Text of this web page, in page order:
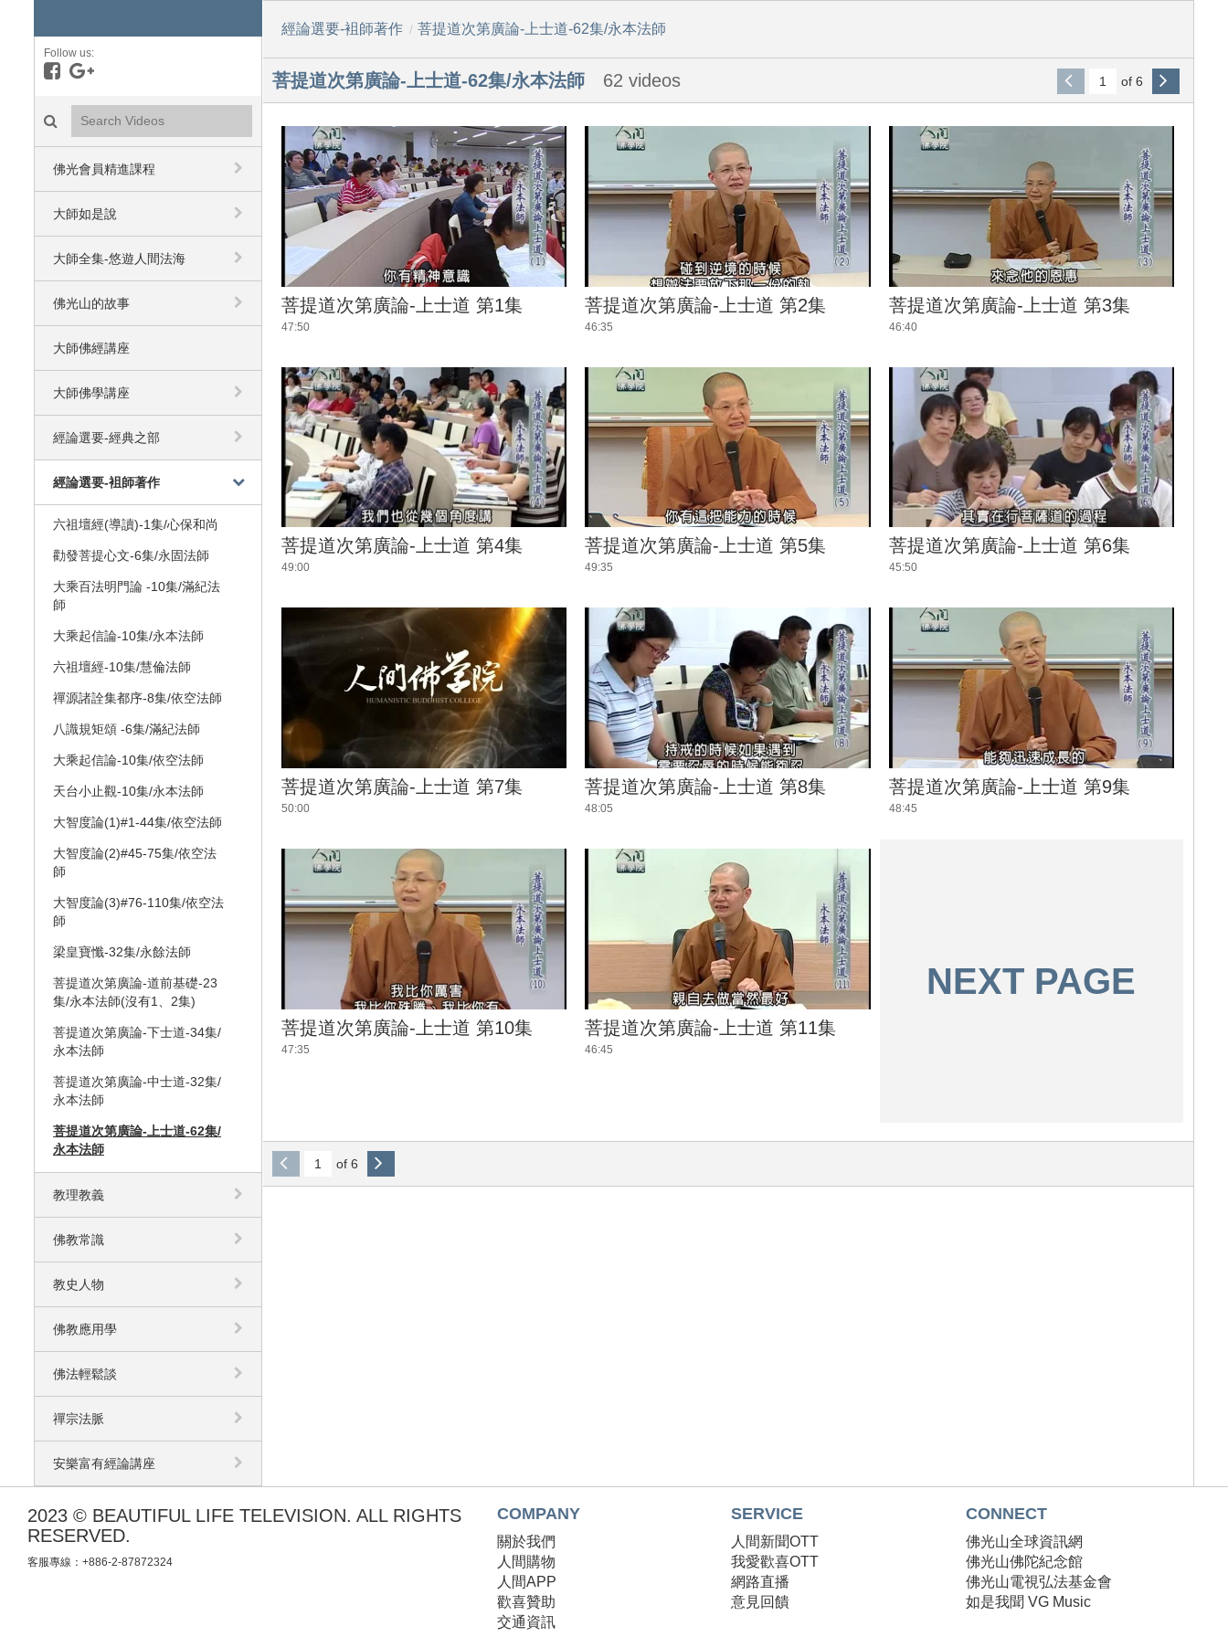
Follow us:
Like on Facebook
Follow on Google+
Search videos icon
佛光會員精進課程
大師如是說
大師全集-悠遊人間法海
佛光山的故事
大師佛經講座
大師佛學講座
經論選要-經典之部
經論選要-袓師著作
六祖壇經(導讀)-1集/心保和尚
勸發菩提心文-6集/永固法師
大乘百法明門論 -10集/滿紀法
師
大乘起信論-10集/永本法師
六祖壇經-10集/慧倫法師
禪源諸詮集都序-8集/依空法師
八識規矩頌 -6集/滿紀法師
大乘起信論-10集/依空法師
天台小止觀-10集/永本法師
大智度論(1)#1-44集/依空法師
大智度論(2)#45-75集/依空法
師
大智度論(3)#76-110集/依空法
師
梁皇寶懺-32集/永餘法師
菩提道次第廣論-道前基礎-23
集/永本法師(沒有1、2集)
菩提道次第廣論-下士道-34集/
永本法師
菩提道次第廣論-中士道-32集/
永本法師
菩提道次第廣論-上士道-62集/
永本法師
教理教義
佛教常識
教史人物
佛教應用學
佛法輕鬆談
禪宗法脈
安樂富有經論講座
經論選要-袓師著作 / 菩提道次第廣論-上士道-62集/永本法師
菩提道次第廣論-上士道-62集/永本法師 62 videos of 6
菩提道次第廣論-上士道 第1集
47:50
菩提道次第廣論-上士道 第2集
46:35
菩提道次第廣論-上士道 第3集
46:40
菩提道次第廣論-上士道 第4集
49:00
菩提道次第廣論-上士道 第5集
49:35
菩提道次第廣論-上士道 第6集
45:50
菩提道次第廣論-上士道 第7集
50:00
菩提道次第廣論-上士道 第8集
48:05
菩提道次第廣論-上士道 第9集
48:45
菩提道次第廣論-上士道 第10集
47:35
菩提道次第廣論-上士道 第11集
46:45
NEXT PAGE
of 6
2023 © BEAUTIFUL LIFE TELEVISION. ALL RIGHTS
RESERVED.
客服專線：+886-2-87872324
COMPANY
關於我們
人間購物
人間APP
歡喜贊助
交通資訊
SERVICE
人間新聞OTT
我愛歡喜OTT
網路直播
意見回饋
CONNECT
佛光山全球資訊網
佛光山佛陀紀念館
佛光山電視弘法基金會
如是我聞 VG Music